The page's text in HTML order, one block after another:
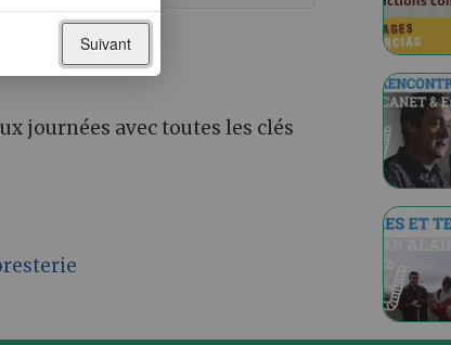
journées avec toutes les clés
Suivant